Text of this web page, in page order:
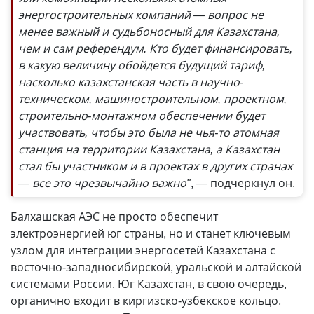
энергостроительных компаний — вопрос не
менее важный и судьбоносный для Казахстана,
чем и сам референдум. Кто будет финансировать,
в какую величину обойдется будущий тариф,
насколько казахстанская часть в научно-
техническом, машиностроительном, проектном,
строительно-монтажном обеспечении будет
участвовать, чтобы это была не чья-то атомная
станция на территории Казахстана, а Казахстан
стал бы участником и в проектах в других странах
— все это чрезвычайно важно", — подчеркнул он.
Балхашская АЭС не просто обеспечит
электроэнергией юг страны, но и станет ключевым
узлом для интеграции энергосетей Казахстана с
восточно-западносибирской, уральской и алтайской
системами России. Юг Казахстан, в свою очередь,
органично входит в киргизско-узбекское кольцо,